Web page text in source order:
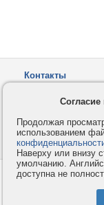
Контакты
Как оплатить
© 2008-
Продолжая
использованием
Наверху или внизу
умолчанию.
доступна не